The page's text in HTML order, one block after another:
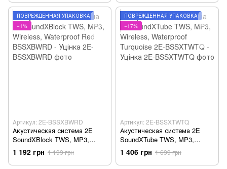
ПОВРЕЖДЁННАЯ УПАКОВКА
−1%
Артикул: 2E-BSSXBWRD
Акустическая система 2E
SoundXBlock TWS, MP3,
Wireless, Waterproof Red
BSSXBWRD - Уцінка
1 192 грн 1 199 грн
ПОВРЕЖДЁННАЯ УПАКОВКА
−17%
Артикул: 2E-BSSXTWTQ
Акустическая система 2E
SoundXTube TWS, MP3,
Wireless, Waterproof Turquoise
2E-BSSXTWTQ - Уцінка
1 406 грн 1 699 грн